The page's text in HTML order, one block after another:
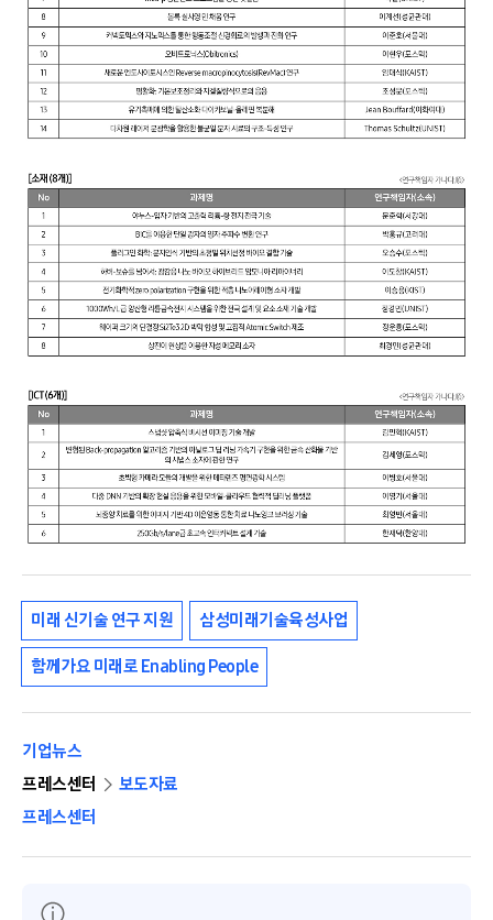
미래 신기술 연구 지원 삼성미래기술육성사업
함께가요 미래로 Enabling People
기업뉴스
프레스센터
보도자료
프레스센터